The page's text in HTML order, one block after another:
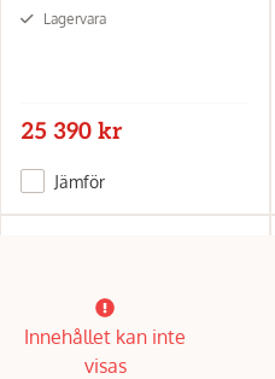
Lagervara
25 390 kr
Jämför
Innehållet kan inte
visas